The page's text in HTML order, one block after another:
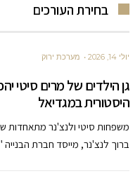
בחירת העורכים
יולי 14, 2026 מערכת ירוק
גן הילדים של מרים סיטי
היסטורית במגדיאל
משפחות סיטי ולנצ'נר מתאחדות
ברוך לנצ'נר, מייסד חברת הבנייה